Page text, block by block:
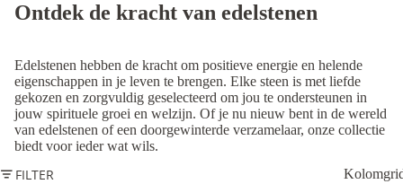
Ontdek de kracht van edelstenen
Edelstenen hebben de kracht om positieve energie en helende
eigenschappen in je leven te brengen. Elke steen is met liefde
gekozen en zorgvuldig geselecteerd om jou te ondersteunen in
jouw spirituele groei en welzijn. Of je nu nieuw bent in de wereld
van edelstenen of een doorgewinterde verzamelaar, onze collectie
biedt voor ieder wat wils.
FILTER